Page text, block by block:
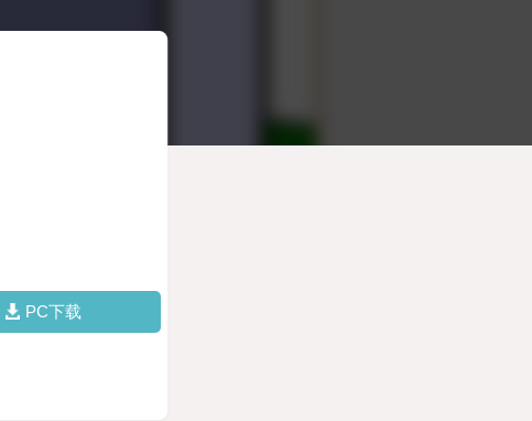
PC下载